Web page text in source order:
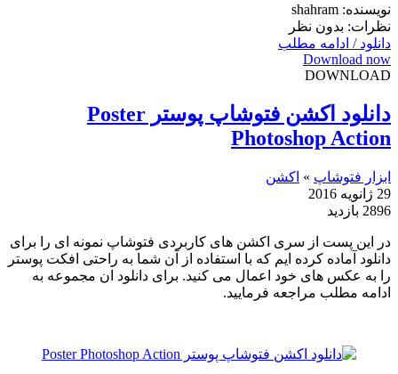
نویسنده: shahram
نظرات: بدون نظر
دانلود / ادامه مطلب
Download now
DOWNLOAD
دانلود اکشن فتوشاپ پوستر Poster
Photoshop Action
ابزار فتوشاپ » اکشن
29 ژانویه 2016
2896 بازدید
در این پست از سری اکشن های کاربردی فتوشاپ نمونه ای را برای
دانلود آماده کرده ایم که با استفاده از آن شما به راحتی افکت پوستر
را به عکس های خود اعمال می کنید. برای دانلود ان مجموعه به
ادامه مطلب مراجعه فرمایید.